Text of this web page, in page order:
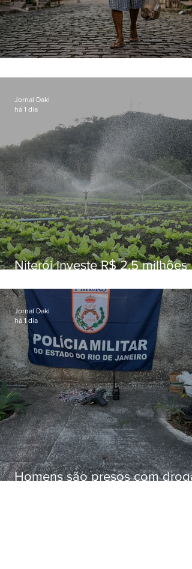
Niterói investe R$ 2,5 milhões
familiar para merenda escolar
Jornal Daki
há 1 dia
Homens são presos com
Jornal Daki
há 1 dia